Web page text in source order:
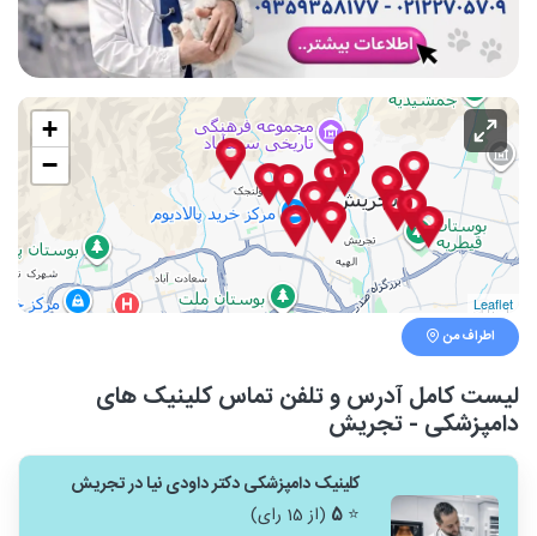
+
−
Leaflet
اطراف من
لیست کامل آدرس و تلفن تماس کلینیک های
دامپزشکی - تجریش
کلینیک دامپزشکی دکتر داودی نیا در تجریش
⭐
5 (از 15 رای)